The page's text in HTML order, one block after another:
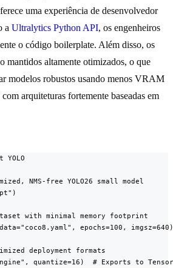
uma experiência de desenvolvedor
a Ultralytics Python API, os engenheiros
o código boilerplate. Além disso, os
mantidos altamente otimizados, o que
modelos robustos usando menos VRAM
arquiteturas fortemente baseadas em
NMS-free YOLO26 small model
with minimal memory footprint
epochs=100, imgsz=640)
deployment formats
quantize=16)  # Exports to